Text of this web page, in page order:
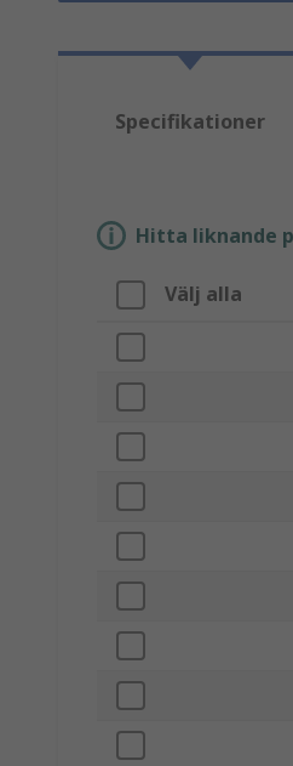
Specifikationer
Hitta liknande
Välj alla